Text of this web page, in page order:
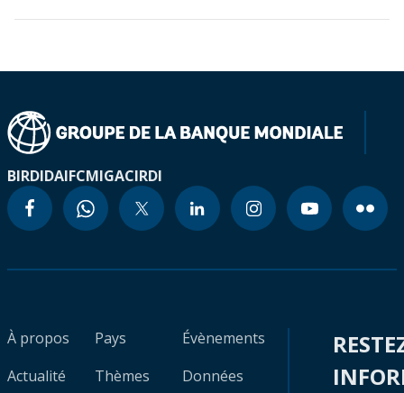
BIRDIDAIFCMIGACIRDI
À propos
Actualité
Pays
Thèmes
Évènements
Données